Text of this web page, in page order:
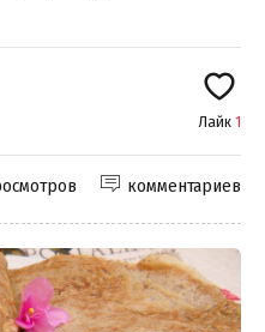
Лайк 1
комментариев